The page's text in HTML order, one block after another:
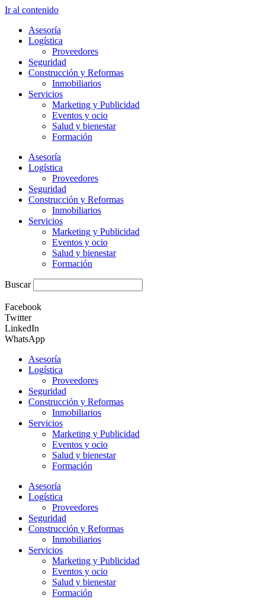
Ir al contenido
Asesoría
Logística
Proveedores
Seguridad
Construcción y Reformas
Inmobiliarios
Servicios
Marketing y Publicidad
Eventos y ocio
Salud y bienestar
Formación
Asesoría
Logística
Proveedores
Seguridad
Construcción y Reformas
Inmobiliarios
Servicios
Marketing y Publicidad
Eventos y ocio
Salud y bienestar
Formación
Buscar
Facebook
Twitter
LinkedIn
WhatsApp
Asesoría
Logística
Proveedores
Seguridad
Construcción y Reformas
Inmobiliarios
Servicios
Marketing y Publicidad
Eventos y ocio
Salud y bienestar
Formación
Asesoría
Logística
Proveedores
Seguridad
Construcción y Reformas
Inmobiliarios
Servicios
Marketing y Publicidad
Eventos y ocio
Salud y bienestar
Formación